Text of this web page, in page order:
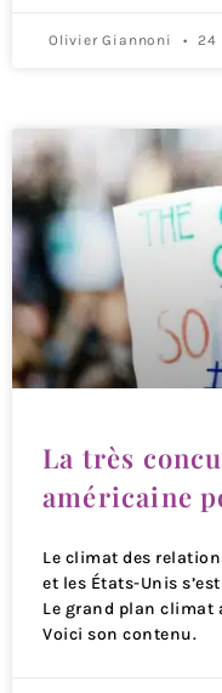
Olivier Giannoni 24
La très
américaine
Le climat des
et les États-Unis
Le grand plan climat
Voici son contenu.